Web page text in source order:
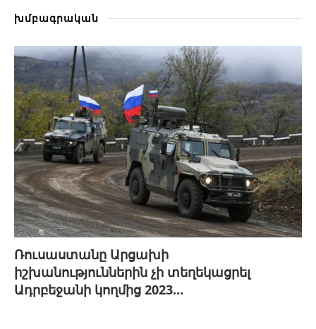
խմբագրական
Ռուսաստանը Արցախի
իշխանություններին չի տեղեկացրել
Ադրբեջանի կողմից 2023...